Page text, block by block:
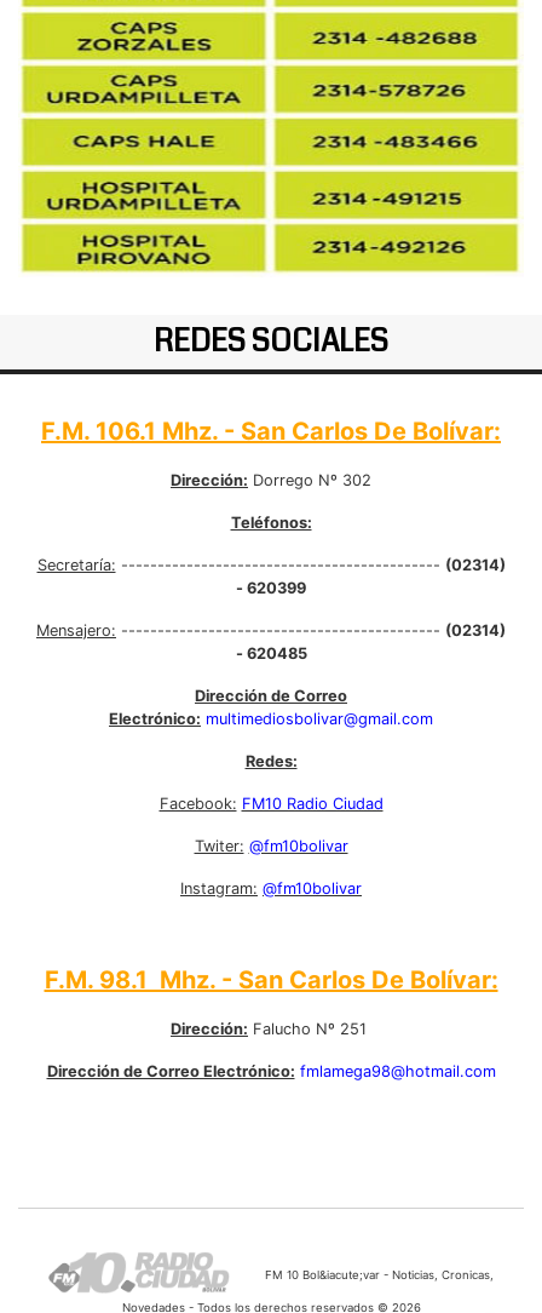
REDES SOCIALES
F.M. 106.1 Mhz. - San Carlos De Bolívar:
Dirección: Dorrego Nº 302
Teléfonos:
Secretaría: -------------------------------------------- (02314)
- 620399
Mensajero: -------------------------------------------- (02314)
- 620485
Dirección de Correo
Electrónico: multimediosbolivar@gmail.com
Redes:
Facebook: FM10 Radio Ciudad
Twiter: @fm10bolivar
Instagram: @fm10bolivar
F.M. 98.1 Mhz. - San Carlos De Bolívar:
Dirección: Falucho Nº 251
Dirección de Correo Electrónico: fmlamega98@hotmail.com
FM 10 Bol&iacute;var - Noticias, Cronicas,
Novedades - Todos los derechos reservados © 2026